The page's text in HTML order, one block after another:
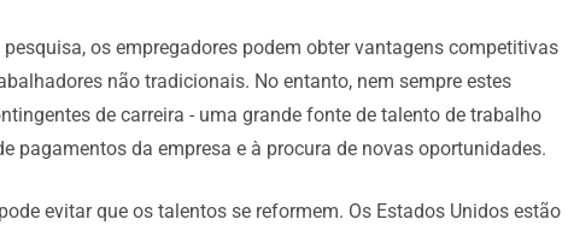
os empregadores podem obter vantagens competitivas
não tradicionais. No entanto, nem sempre estes
de carreira - uma grande fonte de talento de trabalho
pagamentos da empresa e à procura de novas oportunidades.
evitar que os talentos se reformem. Os Estados Unidos estão